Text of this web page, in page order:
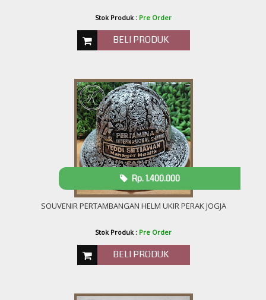
Stok Produk : Pre Order
BELI PRODUK
SOUVENIR PERTAMBANGAN HELM UKIR PERAK JOGJA
Rp. 1.400.000
Stok Produk : Pre Order
BELI PRODUK